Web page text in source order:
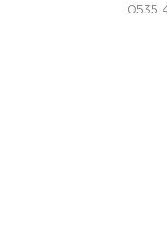
0535